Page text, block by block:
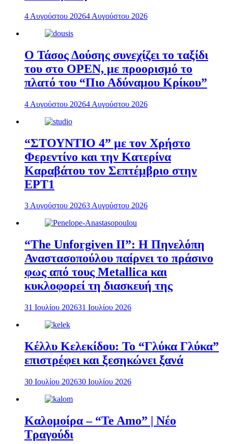
4 Αυγούστου 20264 Αυγούστου 2026
Ο Τάσος Δούσης συνεχίζει το ταξίδι
του στο OPEN, με προορισμό το
πλατό του “Πιο Αδύναμου Κρίκου”
4 Αυγούστου 20264 Αυγούστου 2026
“ΣΤΟΥΝΤΙΟ 4” με τον Χρήστο
Φερεντίνο και την Κατερίνα
Καραβάτου τον Σεπτέμβριο στην
ΕΡΤ1
3 Αυγούστου 20263 Αυγούστου 2026
“The Unforgiven II”: Η Πηνελόπη
Αναστασοπούλου παίρνει το πράσινο
φως από τους Metallica και
κυκλοφορεί τη διασκευή της
31 Ιουλίου 202631 Ιουλίου 2026
Κέλλυ Κελεκίδου: Το “Γλύκα Γλύκα”
επιστρέφει και ξεσηκώνει ξανά
30 Ιουλίου 202630 Ιουλίου 2026
Καλομοίρα – “Te Amo” | Νέο
Τραγούδι